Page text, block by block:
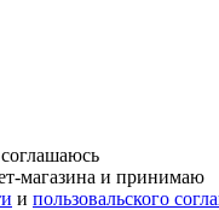
магазина и принимаю
и пользовальского